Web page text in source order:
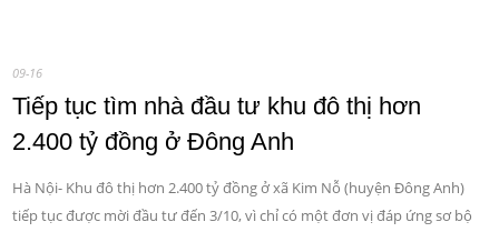
09-16
Tiếp tục tìm nhà đầu tư khu đô thị hơn
2.400 tỷ đồng ở Đông Anh
Hà Nội- Khu đô thị hơn 2.400 tỷ đồng ở xã Kim Nỗ (huyện Đông Anh)
tiếp tục được mời đầu tư đến 3/10, vì chỉ có một đơn vị đáp ứng sơ bộ